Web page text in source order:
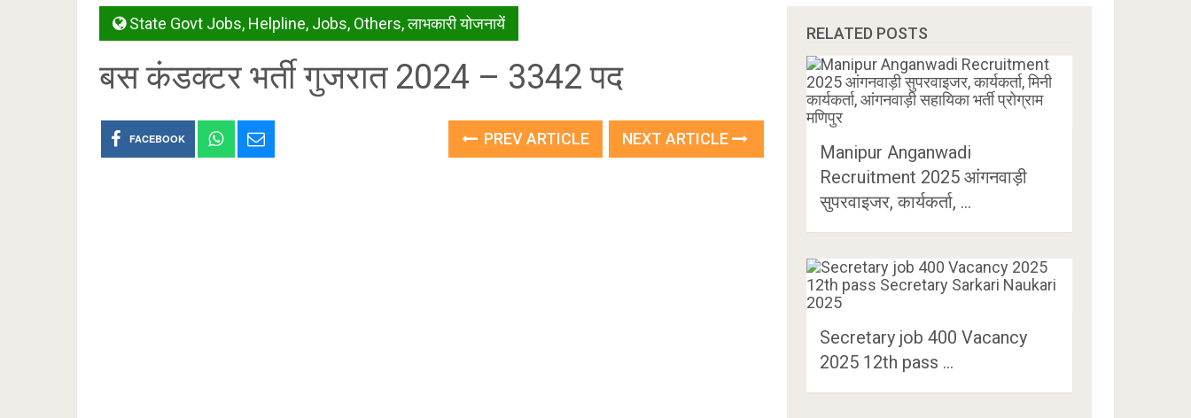
State Govt Jobs, Helpline, Jobs, Others,लाभकारी योजनायें
बस कंडक्टर भर्ती गुजरात 2024 – 3342 पद
FACEBOOK PREV ARTICLE NEXT ARTICLE
RELATED POSTS
Manipur Anganwadi
Recruitment 2025 आंगनवाड़ी
सुपरवाइजर, कार्यकर्ता, …
Secretary job 400 Vacancy
2025 12th pass …